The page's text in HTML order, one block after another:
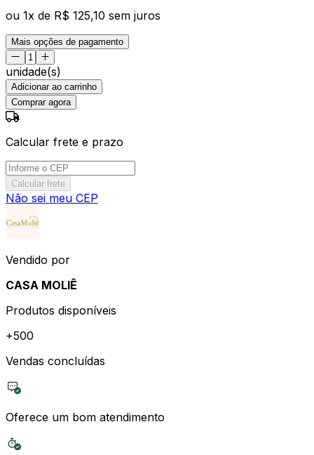
ou 1x de R$ 125,10 sem juros
Mais opções de pagamento
unidade(s)
Adicionar ao carrinho
Comprar agora
Calcular frete e prazo
Calcular frete
Não sei meu CEP
Vendido por
CASA MOLIÊ
Produtos disponíveis
+500
Vendas concluídas
Oferece um bom atendimento